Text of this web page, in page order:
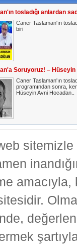
tosladığı anlardan
Caner Taslaman'ın
biri
Soruyoruz! –
Caner Taslaman'ın
programından sonra,
Hüseyin Avni Hocadan..